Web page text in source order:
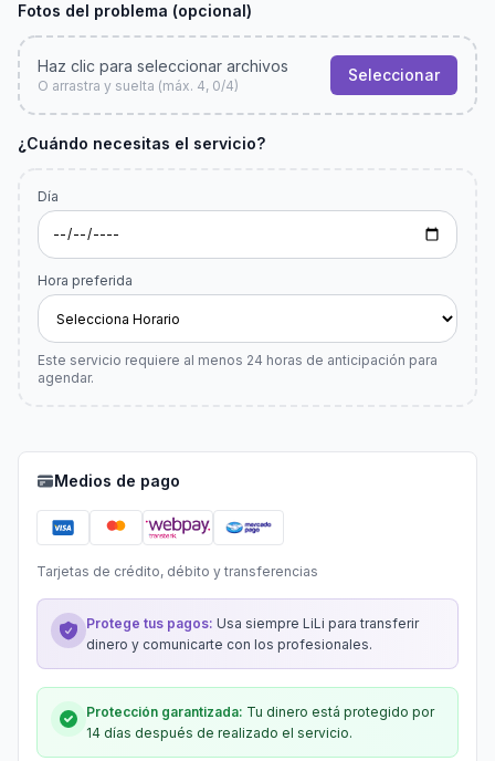
Fotos del problema (opcional)
Haz clic para seleccionar archivos
O arrastra y suelta (máx. 4, 0/4)
Seleccionar
¿Cuándo necesitas el servicio?
Día
Hora preferida
Este servicio requiere al menos 24 horas de anticipación para
agendar.
Medios de pago
Tarjetas de crédito, débito y transferencias
Protege tus pagos: Usa siempre LiLi para transferir
dinero y comunicarte con los profesionales.
Protección garantizada: Tu dinero está protegido por
14 días después de realizado el servicio.